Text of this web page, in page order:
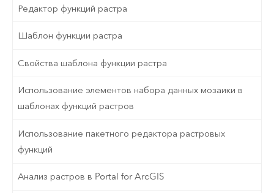
Редактор функций растра
Шаблон функции растра
Свойства шаблона функции растра
Использование элементов набора данных мозаики в
шаблонах функций растров
Использование пакетного редактора растровых
функций
Анализ растров в Portal for ArcGIS